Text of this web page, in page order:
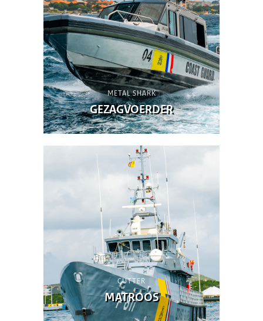
METAL SHARK
GEZAGVOERDER
CUTTER
MATROOS